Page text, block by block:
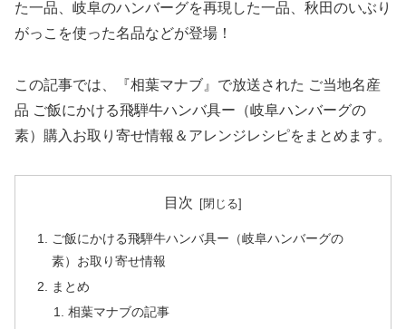
た一品、岐阜のハンバーグを再現した一品、秋田のいぶり
がっこを使った名品などが登場！
この記事では、『相葉マナブ』で放送された ご当地名産
品 ご飯にかける飛騨牛ハンバ具ー（岐阜ハンバーグの
素）購入お取り寄せ情報＆アレンジレシピをまとめます。
目次
ご飯にかける飛騨牛ハンバ具ー（岐阜ハンバーグの
素）お取り寄せ情報
まとめ
相葉マナブの記事